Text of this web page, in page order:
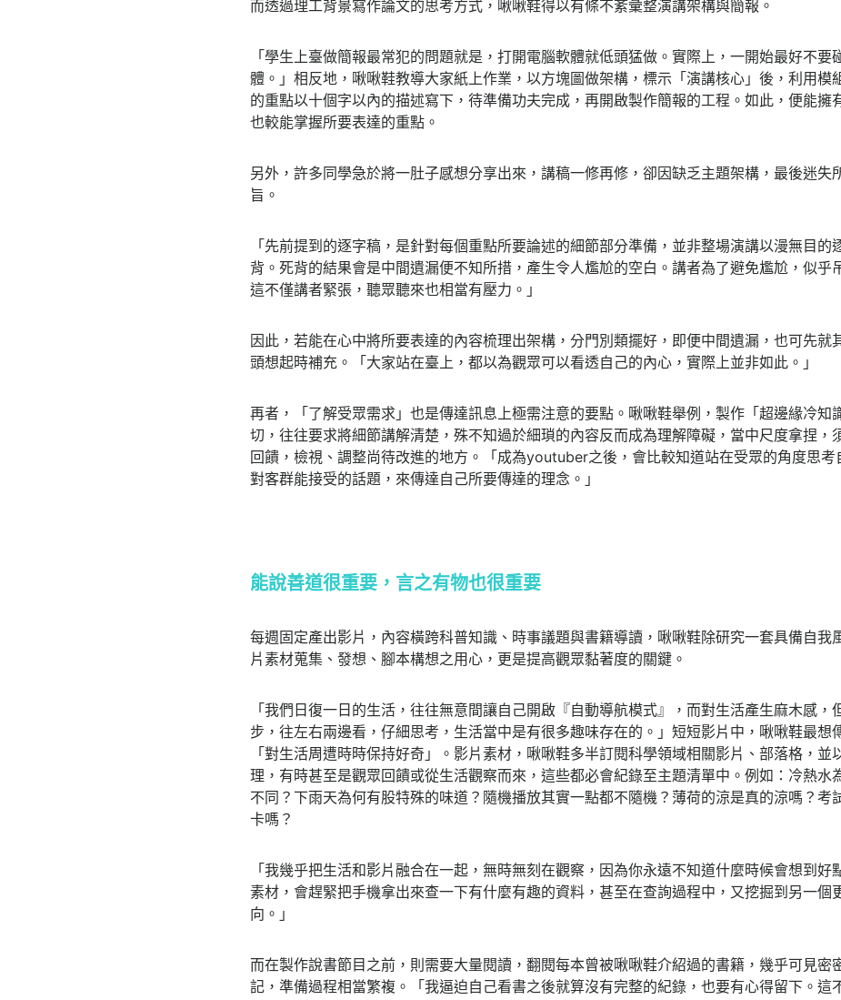
而透過理工背景寫作論文的思考方式，啾啾鞋得以有條不紊彙整演講架構與簡報。
「學生上臺做簡報最常犯的問題就是，打開電腦軟體就低頭猛做。實際上，一開始最好不要
體。」相反地，啾啾鞋教導大家紙上作業，以方塊圖做架構，標示「演講核心」後，利用模
的重點以十個字以內的描述寫下，待準備功夫完成，再開啟製作簡報的工程。如此，便能擁
也較能掌握所要表達的重點。
另外，許多同學急於將一肚子感想分享出來，講稿一修再修，卻因缺乏主題架構，最後迷失
旨。
「先前提到的逐字稿，是針對每個重點所要論述的細節部分準備，並非整場演講以漫無目的
背。死背的結果會是中間遺漏便不知所措，產生令人尷尬的空白。講者為了避免尷尬，似乎
這不僅講者緊張，聽眾聽來也相當有壓力。」
因此，若能在心中將所要表達的內容梳理出架構，分門別類擺好，即便中間遺漏，也可先就
頭想起時補充。「大家站在臺上，都以為觀眾可以看透自己的內心，實際上並非如此。」
再者，「了解受眾需求」也是傳達訊息上極需注意的要點。啾啾鞋舉例，製作「超邊緣冷知
切，往往要求將細節講解清楚，殊不知過於細瑣的內容反而成為理解障礙，當中尺度拿捏，
回饋，檢視、調整尚待改進的地方。「成為youtuber之後，會比較知道站在受眾的角度思考
對客群能接受的話題，來傳達自己所要傳達的理念。」
能說善道很重要，言之有物也很重要
每週固定產出影片，內容橫跨科普知識、時事議題與書籍導讀，啾啾鞋除研究一套具備自我
片素材蒐集、發想、腳本構想之用心，更是提高觀眾黏著度的關鍵。
「我們日復一日的生活，往往無意間讓自己開啟『自動導航模式』，而對生活產生麻木感，
步，往左右兩邊看，仔細思考，生活當中是有很多趣味存在的。」短短影片中，啾啾鞋最想
「對生活周遭時時保持好奇」。影片素材，啾啾鞋多半訂閱科學領域相關影片、部落格，並
理，有時甚至是觀眾回饋或從生活觀察而來，這些都必會紀錄至主題清單中。例如：冷熱水
不同？下雨天為何有股特殊的味道？隨機播放其實一點都不隨機？薄荷的涼是真的涼嗎？考
卡嗎？
「我幾乎把生活和影片融合在一起，無時無刻在觀察，因為你永遠不知道什麼時候會想到好
素材，會趕緊把手機拿出來查一下有什麼有趣的資料，甚至在查詢過程中，又挖掘到另一個
向。」
而在製作說書節目之前，則需要大量閱讀，翻閱每本曾被啾啾鞋介紹過的書籍，幾乎可見密
記，準備過程相當繁複。「我逼迫自己看書之後就算沒有完整的紀錄，也要有心得留下。這